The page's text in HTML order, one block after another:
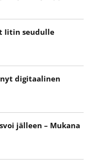
Iitin seudulle
digitaalinen
jälleen – Mukana